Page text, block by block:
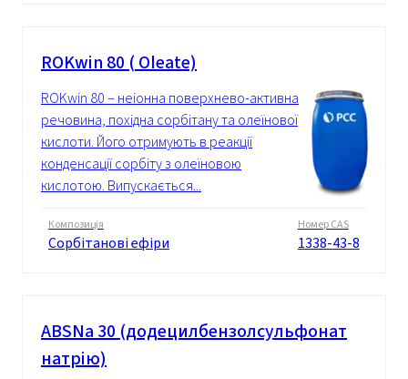
ROKwin 80 ( Oleate)
ROKwin 80 – неіонна поверхнево-активна
речовина, похідна сорбітану та олеїнової
кислоти. Його отримують в реакції
конденсації сорбіту з олеїновою
кислотою. Випускається...
Композиція
Сорбітанові ефіри
Номер CAS
1338-43-8
ABSNa 30 (додецилбензолсульфонат
натрію)